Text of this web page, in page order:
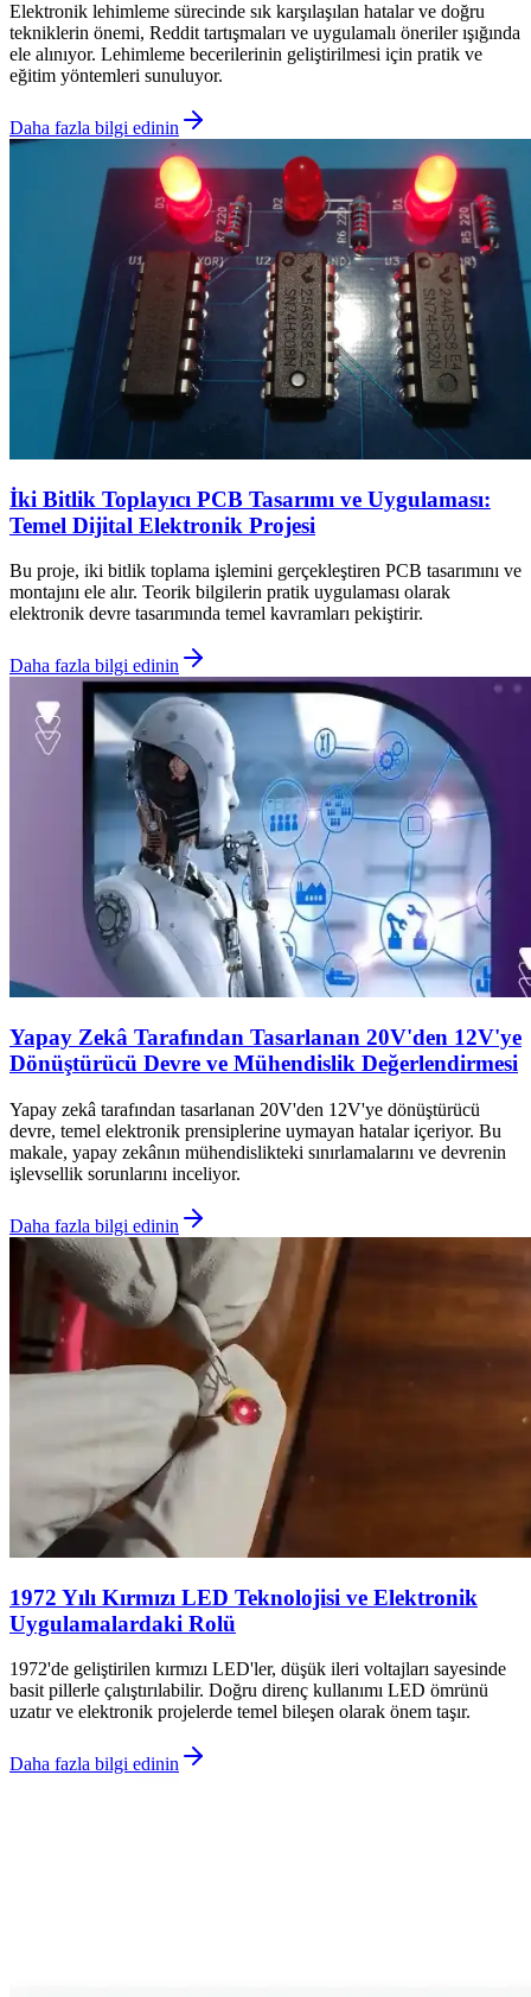
Elektronik lehimleme sürecinde sık karşılaşılan hatalar ve doğru
tekniklerin önemi, Reddit tartışmaları ve uygulamalı öneriler ışığında
ele alınıyor. Lehimleme becerilerinin geliştirilmesi için pratik ve
eğitim yöntemleri sunuluyor.
Daha fazla bilgi edinin
İki Bitlik Toplayıcı PCB Tasarımı ve Uygulaması:
Temel Dijital Elektronik Projesi
Bu proje, iki bitlik toplama işlemini gerçekleştiren PCB tasarımını ve
montajını ele alır. Teorik bilgilerin pratik uygulaması olarak
elektronik devre tasarımında temel kavramları pekiştirir.
Daha fazla bilgi edinin
Yapay Zekâ Tarafından Tasarlanan 20V'den 12V'ye
Dönüştürücü Devre ve Mühendislik Değerlendirmesi
Yapay zekâ tarafından tasarlanan 20V'den 12V'ye dönüştürücü
devre, temel elektronik prensiplerine uymayan hatalar içeriyor. Bu
makale, yapay zekânın mühendislikteki sınırlamalarını ve devrenin
işlevsellik sorunlarını inceliyor.
Daha fazla bilgi edinin
1972 Yılı Kırmızı LED Teknolojisi ve Elektronik
Uygulamalardaki Rolü
1972'de geliştirilen kırmızı LED'ler, düşük ileri voltajları sayesinde
basit pillerle çalıştırılabilir. Doğru direnç kullanımı LED ömrünü
uzatır ve elektronik projelerde temel bileşen olarak önem taşır.
Daha fazla bilgi edinin